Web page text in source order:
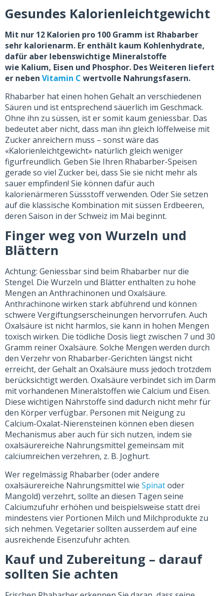
Gesundes Kalorienleichtgewicht
Mit nur 12 Kalorien pro 100 Gramm ist Rhabarber
sehr kalorienarm. Er enthält kaum Kohlenhydrate,
dafür aber lebenswichtige Mineralstoffe
wie Kalium, Eisen und Phosphor. Des Weiteren liefert
er neben Vitamin C wertvolle Nahrungsfasern.
Rhabarber hat einen hohen Gehalt an verschiedenen
Säuren und ist entsprechend säuerlich im Geschmack.
Ohne ihn zu süssen, ist er somit kaum geniessbar. Das
bedeutet aber nicht, dass man ihn gleich löffelweise mit
Zucker anreichern muss – sonst wäre das
«Kalorienleichtgewicht» natürlich gleich weniger
figurfreundlich. Geben Sie Ihren Rhabarber-Speisen
gerade so viel Zucker bei, dass Sie sie nicht mehr als
sauer empfinden! Sie können dafür auch
kalorienärmeren Süssstoff verwenden. Oder Sie setzen
auf die klassische Kombination mit süssen Erdbeeren,
deren Saison in der Schweiz im Mai beginnt.
Finger weg von Wurzeln und
Blättern
Achtung: Geniessbar sind beim Rhabarber nur die
Stengel. Die Wurzeln und Blätter enthalten zu hohe
Mengen an Anthrachinonen und Oxalsäure.
Anthrachinone wirken stark abführend und können
schwere Vergiftungserscheinungen hervorrufen. Auch
Oxalsäure ist nicht harmlos, sie kann in hohen Mengen
toxisch wirken. Die tödliche Dosis liegt zwischen 7 und 30
Gramm reiner Oxalsäure. Solche Mengen werden durch
den Verzehr von Rhabarber-Gerichten längst nicht
erreicht, der Gehalt an Oxalsäure muss jedoch trotzdem
berücksichtigt werden. Oxalsäure verbindet sich im Darm
mit vorhandenen Mineralstoffen wie Calcium und Eisen.
Diese wichtigen Nährstoffe sind dadurch nicht mehr für
den Körper verfügbar. Personen mit Neigung zu
Calcium-Oxalat-Nierensteinen können eben diesen
Mechanismus aber auch für sich nutzen, indem sie
oxalsäurereiche Nahrungsmittel gemeinsam mit
calciumreichen verzehren, z. B. Joghurt.
Wer regelmässig Rhabarber (oder andere
oxalsäurereiche Nahrungsmittel wie Spinatoder
Mangold) verzehrt, sollte an diesen Tagen seine
Calciumzufuhr erhöhen und beispielsweise statt drei
mindestens vier Portionen Milch und Milchprodukte zu
sich nehmen. Vegetarier sollten ausserdem auf eine
ausreichende Eisenzufuhr achten.
Kauf und Zubereitung – darauf
sollten Sie achten